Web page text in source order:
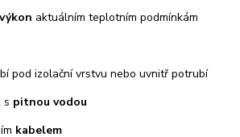
výkon aktuálním teplotním podmínkám
pod izolační vrstvu nebo uvnitř potrubí
s pitnou vodou
kabelem